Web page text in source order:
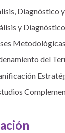
Diagnóstico
y
del